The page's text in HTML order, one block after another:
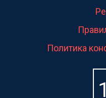
Политика